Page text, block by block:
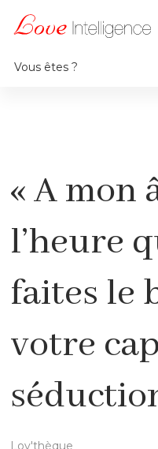
Vous êtes ?
« A mon
l’heure
faites le
votre
Lov'thèque